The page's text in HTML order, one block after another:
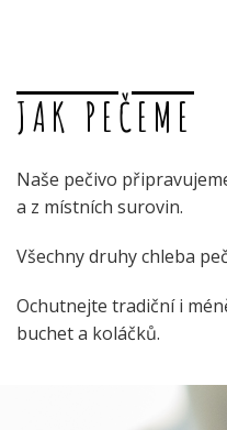
JAK PEČEME
Naše pečivo
a z místních surovin.
Všechny druhy chleba
Ochutnejte tradiční i
buchet a koláčků.